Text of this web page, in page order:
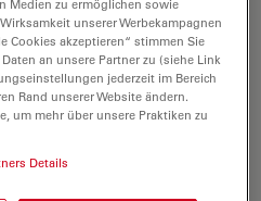
Medien zu ermöglichen sowie
unserer Werbekampagnen
Cookies akzeptieren“ stimmen Sie
an unsere Partner zu (siehe Link
jederzeit im Bereich
Rand unserer Website ändern.
um mehr über unsere Praktiken zu
Details